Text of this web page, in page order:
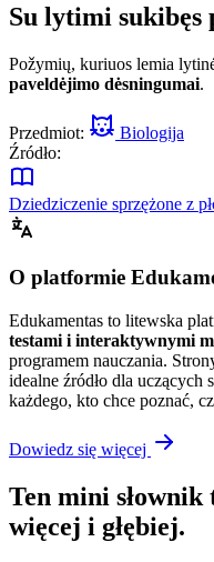
Su lytimi sukibęs
Požymių, kuriuos lemia
paveldėjimo dėsningumai.
Przedmiot:
Biologija
Źródło:
Dziedziczenie sprzężone z
O platformie
Edukamentas to litewska
testami i interaktywnymi
programem nauczania.
idealne źródło dla
każdego, kto chce poznać,
Dowiedz się więcej
Ten mini słownik
więcej i głębiej.